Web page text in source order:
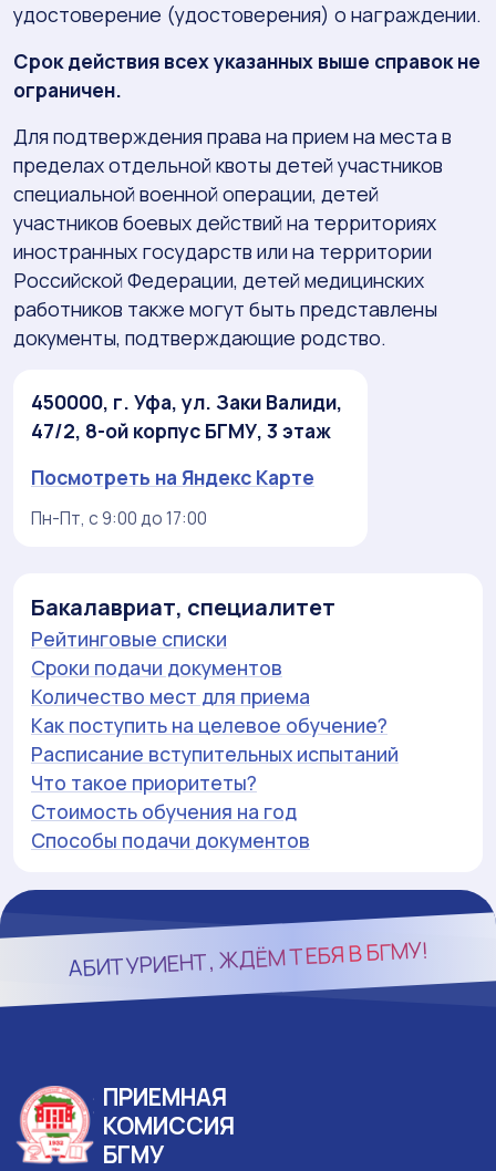
удостоверение (удостоверения) о награждении.
Срок действия всех указанных выше справок не
ограничен.
Для подтверждения права на прием на места в
пределах отдельной квоты детей участников
специальной военной операции, детей
участников боевых действий на территориях
иностранных государств или на территории
Российской Федерации, детей медицинских
работников также могут быть представлены
документы, подтверждающие родство.
450000, г. Уфа, ул. Заки Валиди,
47/2, 8-ой корпус БГМУ, 3 этаж
Посмотреть на Яндекс Карте
Пн-Пт, с 9:00 до 17:00
Бакалавриат, специалитет
Рейтинговые списки
Сроки подачи документов
Количество мест для приема
Как поступить на целевое обучение?
Расписание вступительных испытаний
Что такое приоритеты?
Стоимость обучения на год
Способы подачи документов
АБИТУРИЕНТ, ЖДЁМ ТЕБЯ ВБГМУ!
ПРИЕМНАЯ
КОМИССИЯ
БГМУ